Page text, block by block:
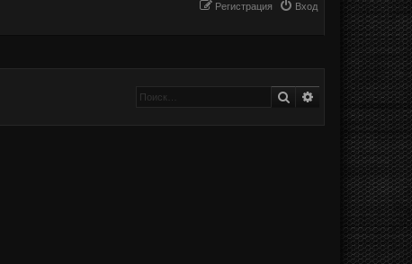
Вход
Регистрация
Поиск Расширенный